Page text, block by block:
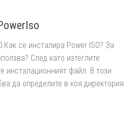
се инсталира Power ISO? За
След като изтеглите
инсталационният файл. В този
да определите в коя директория